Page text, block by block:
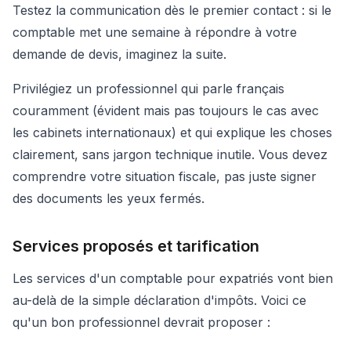
Testez la communication dès le premier contact : si le
comptable met une semaine à répondre à votre
demande de devis, imaginez la suite.
Privilégiez un professionnel qui parle français
couramment (évident mais pas toujours le cas avec
les cabinets internationaux) et qui explique les choses
clairement, sans jargon technique inutile. Vous devez
comprendre votre situation fiscale, pas juste signer
des documents les yeux fermés.
Services proposés et tarification
Les services d'un comptable pour expatriés vont bien
au-delà de la simple déclaration d'impôts. Voici ce
qu'un bon professionnel devrait proposer :